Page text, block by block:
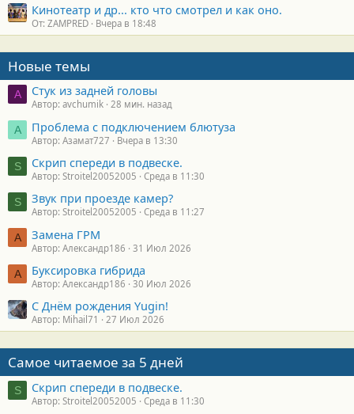
Кинотеатр и др... кто что смотрел и как оно.
От: ZAMPRED Вчера в 18:48
Новые темы
A Стук из задней головы
Автор: avchumik 28 мин. назад
А Проблема с подключением блютуза
Автор: Азамат727 Вчера в 13:30
S Скрип спереди в подвеске.
Автор: Stroitel20052005 Среда в 11:30
S Звук при проезде камер?
Автор: Stroitel20052005 Среда в 11:27
А Замена ГРМ
Автор: Александр186 31 Июл 2026
А Буксировка гибрида
Автор: Александр186 30 Июл 2026
С Днём рождения Yugin!
Автор: Mihail71 27 Июл 2026
Самое читаемое за 5 дней
S Скрип спереди в подвеске.
Автор: Stroitel20052005 Среда в 11:30